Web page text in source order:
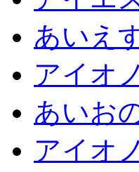
あいえ
アイオ
あいお
アイオ